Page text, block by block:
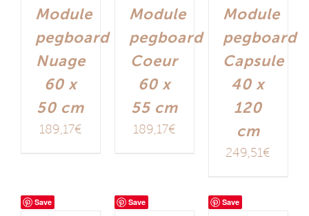
Module
pegboard
Nuage
60 x
50 cm
189,17€
Module
pegboard
Coeur
60 x
55 cm
189,17€
Module
pegboard
Capsule
40 x
120
cm
249,51€
Save Save Save